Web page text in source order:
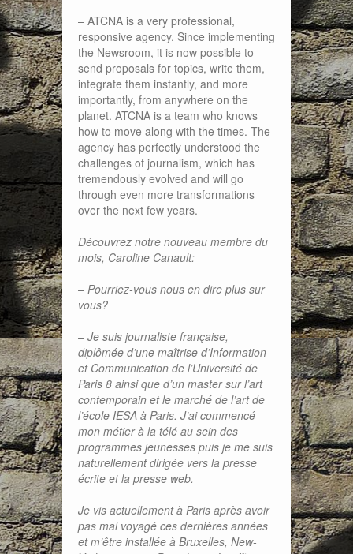
– ATCNA is a very professional,
responsive agency. Since implementing
the Newsroom, it is now possible to
send proposals for topics, write them,
integrate them instantly, and more
importantly, from anywhere on the
planet. ATCNA is a team who knows
how to move along with the times. The
agency has perfectly understood the
challenges of journalism, which has
tremendously evolved and will go
through even more transformations
over the next few years.
Découvrez notre nouveau membre du
mois, Caroline Canault:
– Pourriez-vous nous en dire plus sur
vous?
– Je suis journaliste française,
diplômée d’une maîtrise d’Information
et Communication de l’Université de
Paris 8 ainsi que d’un master sur l’art
contemporain et le marché de l’art de
l’école IESA à Paris. J’ai commencé
mon métier à la télé au sein des
programmes jeunesses puis je me suis
naturellement dirigée vers la presse
écrite et la presse web.
Je vis actuellement à Paris après avoir
pas mal voyagé ces dernières années
et m’être installée à Bruxelles, New-